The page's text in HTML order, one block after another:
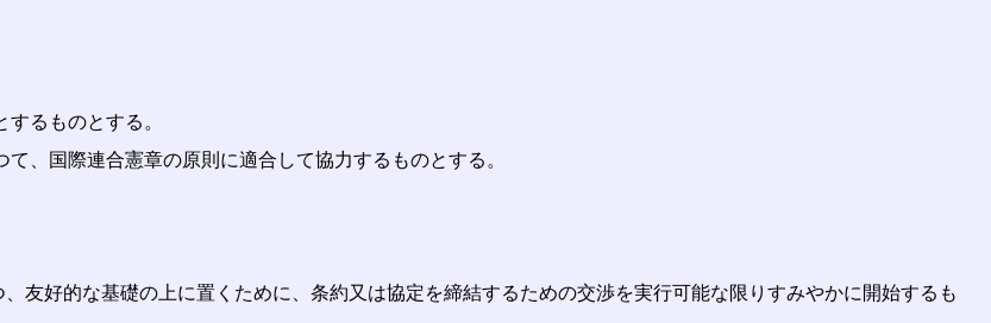
るものとする。
、国際連合憲章の原則に適合して協力するものとする。
友好的な基礎の上に置くために、条約又は協定を締結するための交渉を実行可能な限りすみやかに開始するも